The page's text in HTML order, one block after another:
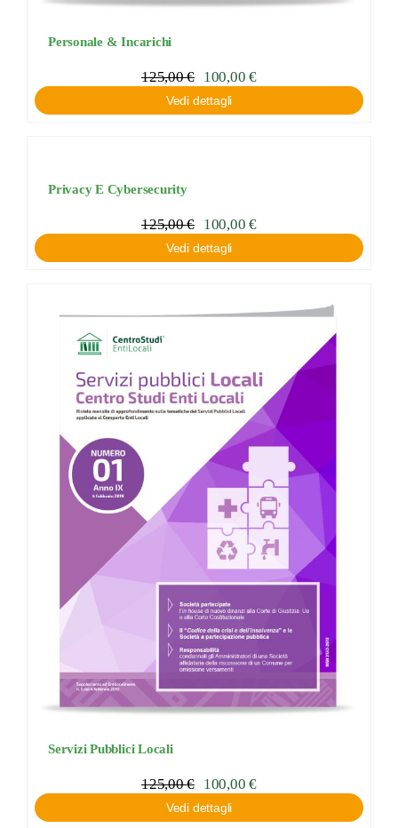
Personale & Incarichi
125,00€ 100,00€
Vedi dettagli
Privacy E Cybersecurity
125,00€ 100,00€
Vedi dettagli
Servizi Pubblici Locali
125,00€ 100,00€
Vedi dettagli